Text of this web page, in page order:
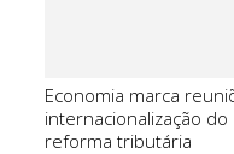
Economia marca
internacionalização
reforma tributária